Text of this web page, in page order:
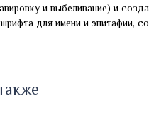
и выбеливание) и
для имени и эпитафии,